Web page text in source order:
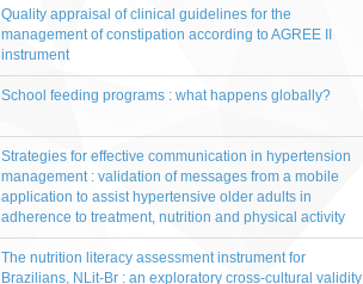
Quality appraisal of clinical guidelines for the
management of constipation according to AGREE II
instrument
School feeding programs : what happens globally?
Strategies for effective communication in hypertension
management : validation of messages from a mobile
application to assist hypertensive older adults in
adherence to treatment, nutrition and physical activity
The nutrition literacy assessment instrument for
Brazilians, NLit-Br : an exploratory cross-cultural validity